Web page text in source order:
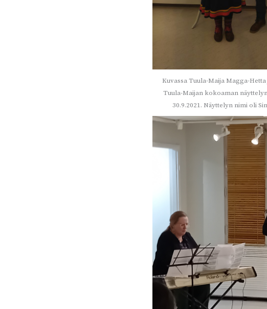
Kuvassa Tuula-Maija Magga-
Tuula-Maijan kokoaman näyttelyn
30.9.2021. Näyttelyn nimi oli